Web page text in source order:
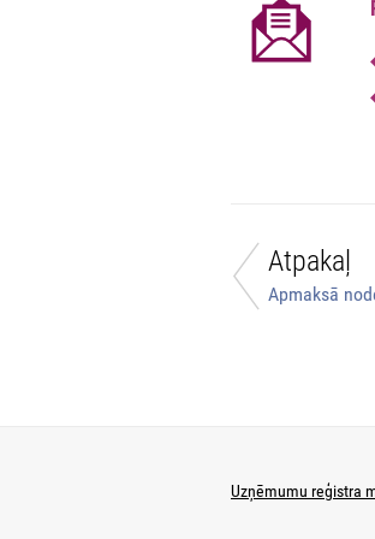
Atpakaļ
Apmaksā
Uzņēmumu reģistra